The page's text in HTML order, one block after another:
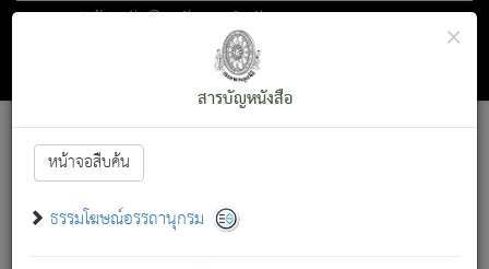
ตอน 1 ว่าด้วย สัตว์โลกกับจตุราริยสัจ
สารบัญ×
สารบัญหนังสือ
หน้าจอสืบค้น
ธรรมโฆษณ์อรรถานุกรม
Font :15 ]||
สัตว์โลกนี้ เกิดความเดือดร้อนแล้ว มีผัสสะบังหน้า